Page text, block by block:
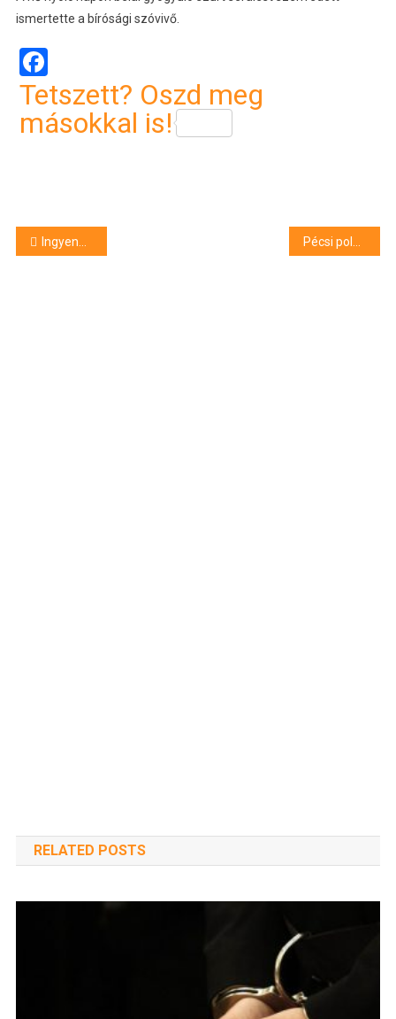
ismertette a bírósági szóvivő.
Tetszett? Oszd meg
másokkal is!
Bejegyzés
Ingyenesen letölthető a budapesti Cerme kötete Pécsi polgármester: a városnak a tervezettnél több fejlesztési forrásra van szüksége
RELATED POSTS